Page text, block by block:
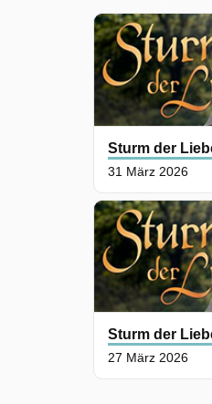
Sturm der
31 März 2026
Sturm der
27 März 2026